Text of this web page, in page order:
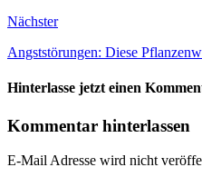
Nächster
Angststörungen: Diese
Hinterlasse jetzt einen
Kommentar hinterlassen
E-Mail Adresse wird nicht